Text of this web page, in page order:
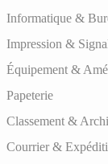
Informatique &
Impression &
Équipement &
Papeterie
Classement &
Courrier &